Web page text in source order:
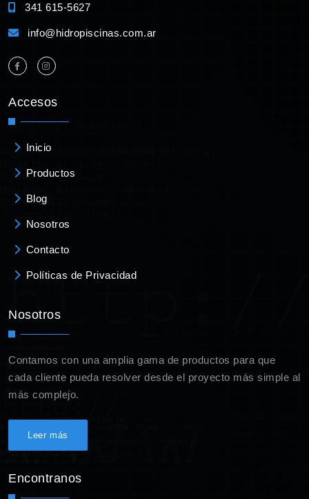
341 615-5627
info@hidropiscinas.com.ar
Accesos
Inicio
Productos
Blog
Nosotros
Contacto
Políticas de Privacidad
Nosotros
Contamos con una amplia gama de productos para que
cada cliente pueda resolver desde el proyecto más simple al
más complejo.
Leer más
Encontranos